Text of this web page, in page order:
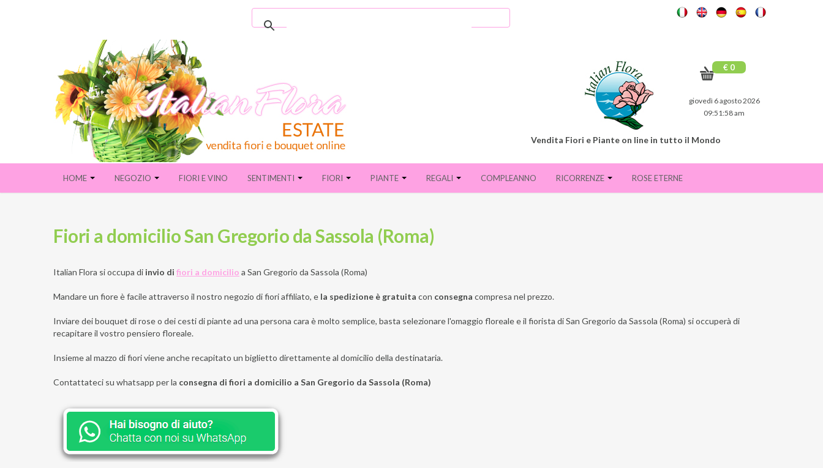
€ 0
giovedì 6 agosto 2026
09:52:00 am
Vendita Fiori e Piante on line in tutto il Mondo
HOME NEGOZIO FIORI E VINO SENTIMENTI FIORI PIANTE REGALI COMPLEANNO RICORRENZE ROSE ETERNE
Fiori a domicilio San Gregorio da Sassola (Roma)
Italian Flora si occupa di invio di fiori a domicilio a San Gregorio da Sassola (Roma)
Mandare un fiore è facile attraverso il nostro negozio di fiori affiliato, e la spedizione è gratuita con consegna compresa nel prezzo.
Inviare dei bouquet di rose o dei cesti di piante ad una persona cara è molto semplice, basta selezionare l'omaggio floreale e il fiorista di San Gregorio da Sassola (Roma) si occuperà di
recapitare il vostro pensiero floreale.
Insieme al mazzo di fiori viene anche recapitato un biglietto direttamente al domicilio della destinataria.
Contattateci su whatsapp per la consegna di fiori a domicilio a San Gregorio da Sassola (Roma)